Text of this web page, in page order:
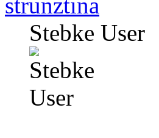
Stebke User